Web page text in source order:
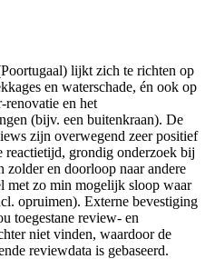
lijkt zich te richten op
en waterschade, én ook op
renovatie en het
(bijv. een buitenkraan). De
zijn overwegend zeer positief
reactietijd, grondig onderzoek bij
zolder en doorloop naar andere
met zo min mogelijk sloop waar
opruimen). Externe bevestiging
toegestane review- en
niet vinden, waardoor de
reviewdata is gebaseerd.